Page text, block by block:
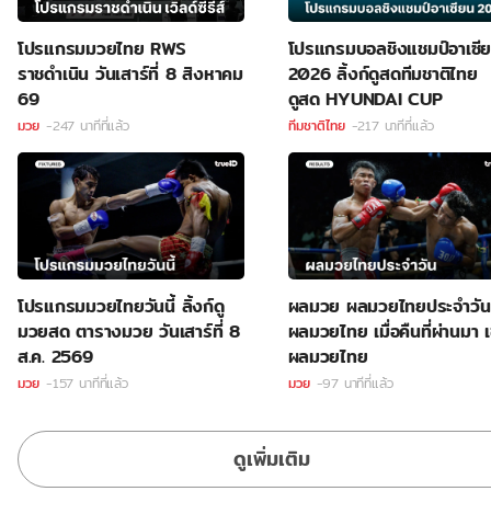
โปรแกรมมวยไทย RWS
ราชดำเนิน วันเสาร์ที่ 8 สิงหาคม
69
มวย -247 นาทีที่แล้ว
โปรแกรมบอลชิงแชมป์อาเซี
2026 ลิ้งก์ดูสดทีมชาติไทย
ดูสด HYUNDAI CUP
ทีมชาติไทย -217 นาทีที่แล้ว
โปรแกรมมวยไทยวันนี้ ลิ้งก์ดู
มวยสด ตารางมวย วันเสาร์ที่ 8
ส.ค. 2569
มวย -157 นาทีที่แล้ว
ผลมวย ผลมวยไทยประจำวัน
ผลมวยไทย เมื่อคืนที่ผ่านมา
ผลมวยไทย
มวย -97 นาทีที่แล้ว
ดูเพิ่มเติม